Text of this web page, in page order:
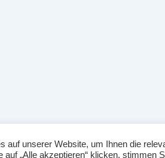
auf unserer Website, um Ihnen die
auf „Alle akzeptieren“ klicken,